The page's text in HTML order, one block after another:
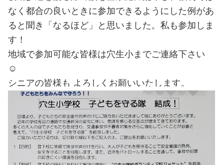
なく都合の良いときに参加できるようにした例があ
ると聞き「なるほど」と思いました。私も参加しま
す！
地域で参加可能な皆様は穴生小までご連絡下さい
☺
シニアの皆様も よろしくお願いいたします。